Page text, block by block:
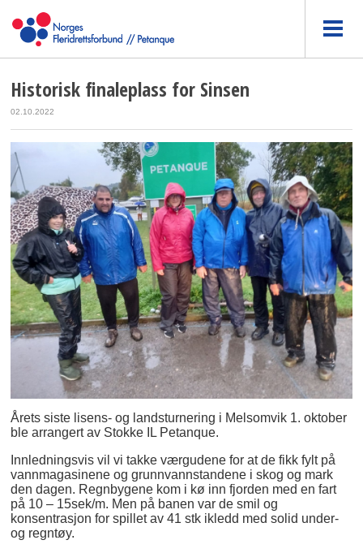
Historisk finaleplass for Sinsen
02.10.2022
Årets siste lisens- og landsturnering i Melsomvik 1. oktober
ble arrangert av Stokke IL Petanque.
Innledningsvis vil vi takke værgudene for at de fikk fylt på
vannmagasinene og grunnvannstandene i skog og mark
den dagen. Regnbygene kom i kø inn fjorden med en fart
på 10 – 15sek/m. Men på banen var de smil og
konsentrasjon for spillet av 41 stk ikledd med solid under-
og regntøy.